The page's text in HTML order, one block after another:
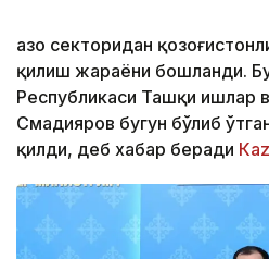
Ғазо секторидан
қилиш жараёни бошланди.
Республикаси Ташқи ишлар
Смадияров бугун бўлиб
қилди, деб хабар беради